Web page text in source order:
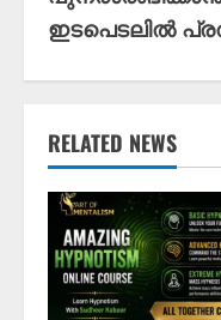
n
t
i
n
u
e
ഇടപെടലിൽ
RELATED NEWS